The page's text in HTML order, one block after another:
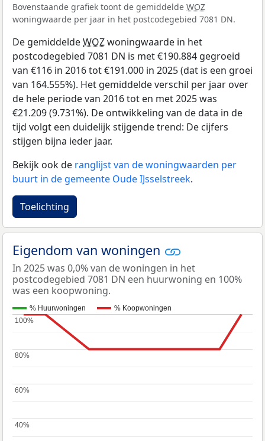
Bovenstaande grafiek toont de gemiddelde WOZ
woningwaarde per jaar in het postcodegebied 7081 DN.
De gemiddeldeWOZwoningwaarde in het
postcodegebied 7081 DN is met €190.884 gegroeid
van €116 in 2016 tot €191.000 in 2025 (dat is een groei
van 164.555%). Het gemiddelde verschil per jaar over
de hele periode van 2016 tot en met 2025 was
€21.209 (9.731%). De ontwikkeling van de data in de
tijd volgt een duidelijk stijgende trend: De cijfers
stijgen bijna ieder jaar.
Bekijk ook de ranglijst van de woningwaarden per
buurt in de gemeente Oude IJsselstreek.
Toelichting
Eigendom van woningen
In 2025 was 0,0% van de woningen in het
postcodegebied 7081 DN een huurwoning en 100%
was een koopwoning.
% Huurwoningen % Koopwoningen
40%
40%
60%
60%
80%
80%
100%
100%